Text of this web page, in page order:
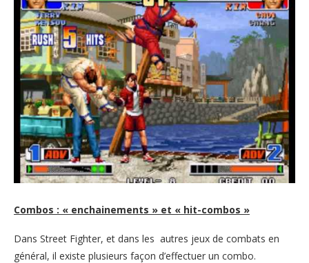
Combos : « enchainements » et « hit-combos »
Dans Street Fighter, et dans les autres jeux de combats en
général, il existe plusieurs façon d’effectuer un combo.